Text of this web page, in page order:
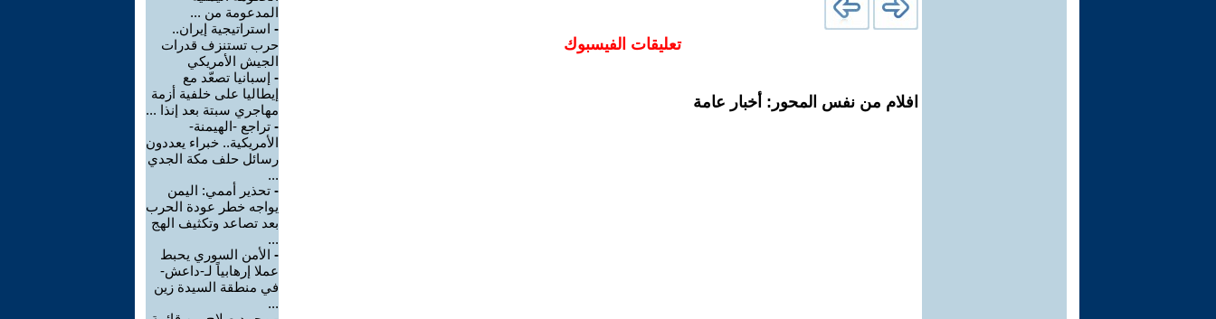
تعليقات الفيسبوك
افلام من نفس المحور: أخبار عامة
المدعومة من ...
- استراتيجية إيران..
حرب تستنزف قدرات
الجيش الأمريكي
- إسبانيا تصعّد مع
إيطاليا على خلفية أزمة
مهاجري سبتة بعد إنذا ...
- تراجع -الهيمنة-
الأمريكية.. خبراء يعددون
رسائل حلف مكة الجدي
...
- تحذير أممي: اليمن
يواجه خطر عودة الحرب
بعد تصاعد وتكثيف الهج
...
- الأمن السوري يحبط
عملا إرهابياً لـ-داعش-
في منطقة السيدة زين
...